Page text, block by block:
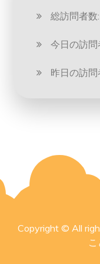
総訪問者数:
今日の訪問
昨日の訪問
Copyright © All